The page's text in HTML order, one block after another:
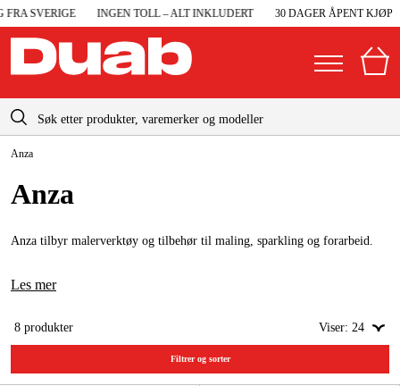
SVERIGE INGEN TOLL – ALT INKLUDERT 30 DAGER ÅPENT KJØP
Sverige
Danmark
Maskiner og verktøy
Garasje og verksted
Maskintilbehør og forbruksvarer
Arbeidsklær og beskyttelse
info@duab.no
Anza
Anza
Anza tilbyr malerverktøy og tilbehør til maling, sparkling og forarbeid.
Les mer
8 produkter Viser: 24
Filtrer og sorter